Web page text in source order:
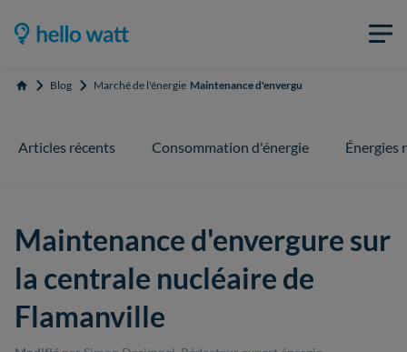
Accueil Blog Marché de l'énergie Maintenance d'envergure sur la centrale
Articles récents Consommation d'énergie Énergies
Maintenance d'envergure sur
la centrale nucléaire de
Flamanville